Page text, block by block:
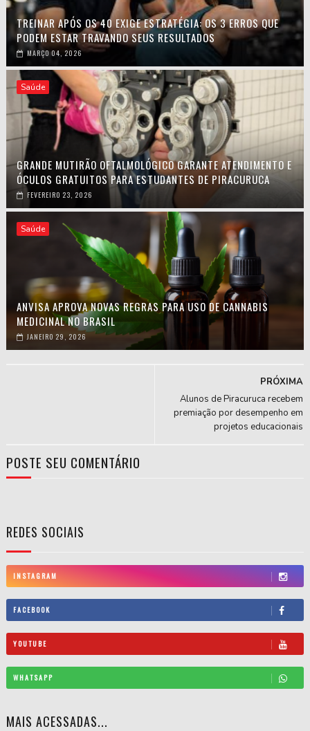
TREINAR APÓS OS 40 EXIGE ESTRATÉGIA: OS 3 ERROS QUE
PODEM ESTAR TRAVANDO SEUS RESULTADOS
MARÇO 04, 2026
Saúde
GRANDE MUTIRÃO OFTALMOLÓGICO GARANTE ATENDIMENTO E
ÓCULOS GRATUITOS PARA ESTUDANTES DE PIRACURUCA
FEVEREIRO 23, 2026
Saúde
ANVISA APROVA NOVAS REGRAS PARA USO DE CANNABIS
MEDICINAL NO BRASIL
JANEIRO 29, 2026
PRÓXIMA
Alunos de Piracuruca recebem
premiação por desempenho em
projetos educacionais
POSTE SEU COMENTÁRIO
REDES SOCIAIS
INSTAGRAM
FACEBOOK
YOUTUBE
WHATSAPP
MAIS ACESSADAS...